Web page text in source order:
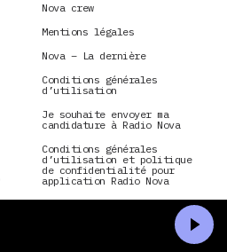
Nova crew
Mentions légales
Nova – La dernière
Conditions générales
d’utilisation
Je souhaite envoyer ma
candidature à Radio Nova
Conditions générales
d’utilisation et politique
de confidentialité pour
application Radio Nova
confidentialité pour Nova